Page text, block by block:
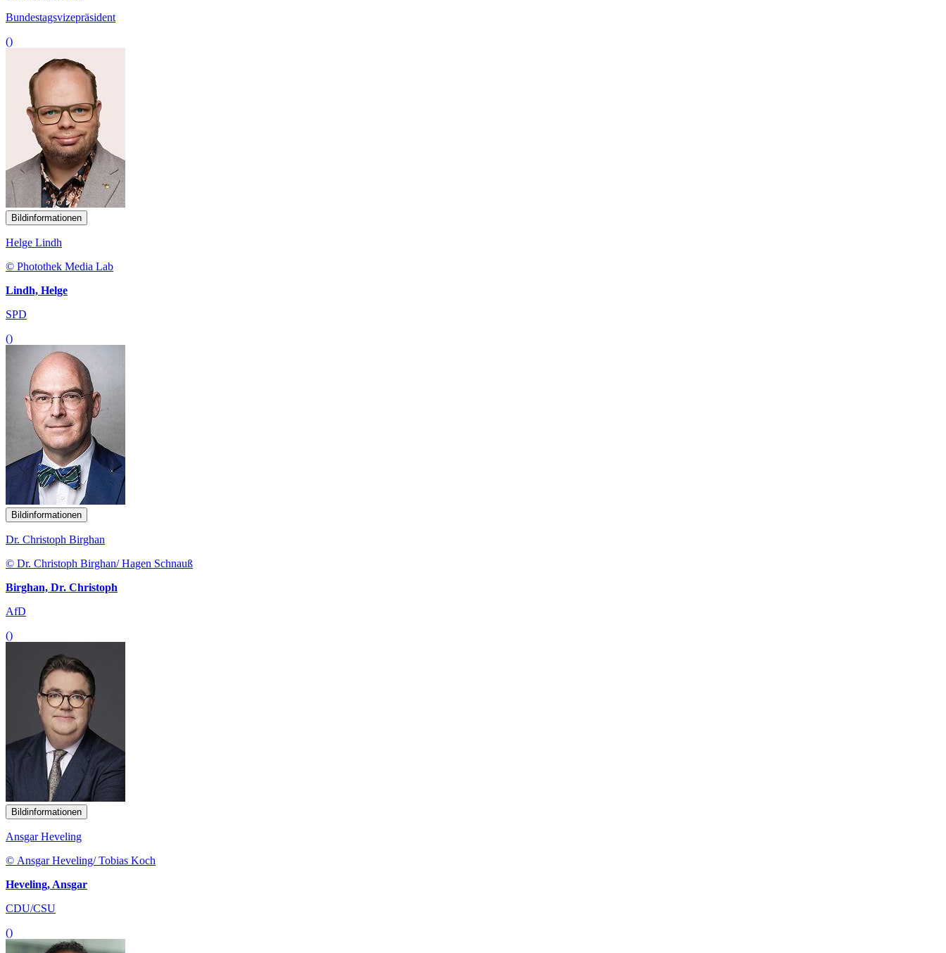
Bundestagsvizepräsident
()
Bildinformationen
Helge Lindh
© Photothek Media Lab
Lindh, Helge
SPD
()
Bildinformationen
Dr. Christoph Birghan
© Dr. Christoph Birghan/ Hagen Schnauß
Birghan, Dr. Christoph
AfD
()
Bildinformationen
Ansgar Heveling
© Ansgar Heveling/ Tobias Koch
Heveling, Ansgar
CDU/CSU
()